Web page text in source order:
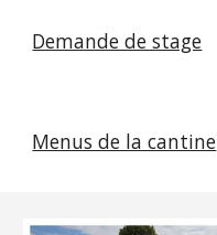
Demande de stage
Menus de la cantine